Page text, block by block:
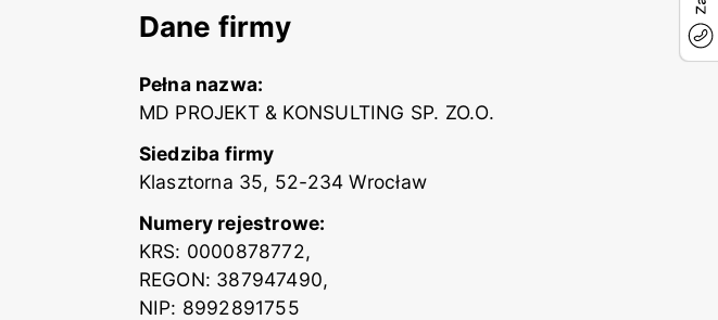
Dane firmy
Pełna nazwa:
MD PROJEKT & KONSULTING SP. ZO.O.
Siedziba firmy
Klasztorna 35, 52-234 Wrocław
Numery rejestrowe:
KRS: 0000878772,
REGON: 387947490,
NIP: 8992891755